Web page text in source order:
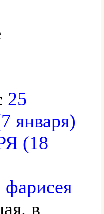
25
января)
(18
в